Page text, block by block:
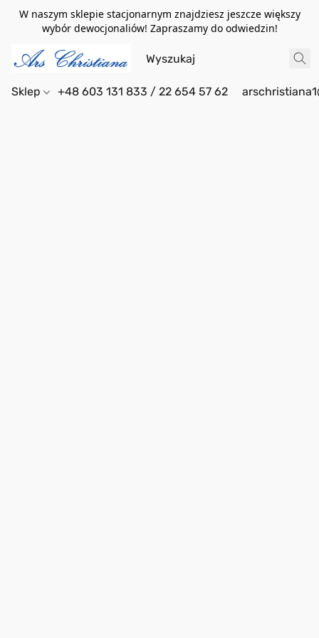
W naszym sklepie stacjonarnym znajdziesz jeszcze większy
wybór dewocjonaliów! Zapraszamy do odwiedzin!
Sklep +48 603 131 833 / 22 654 57 62